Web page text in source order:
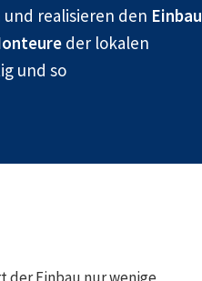
realisieren den Einbau
der lokalen
und so
der Einbau nur wenige